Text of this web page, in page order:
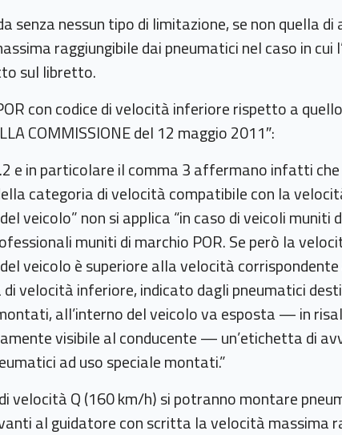
nessun tipo di limitazione, se non quella di
raggiungibile dai pneumatici nel caso in cui
sul libretto.
con codice di velocità inferiore rispetto a
COMMISSIONE del 12 maggio 2011″:
e in particolare il comma 3 affermano infatti che
categoria di velocità compatibile con la
veicolo” non si applica “in caso di veicoli muniti
muniti di marchio POR. Se però la
veicolo è superiore alla velocità
velocità inferiore, indicato dagli pneumatici
all’interno del veicolo va esposta — in
visibile al conducente — un’etichetta di
ad uso speciale montati.”
velocità Q (160 km/h) si potranno montare
al guidatore con scritta la velocità massima